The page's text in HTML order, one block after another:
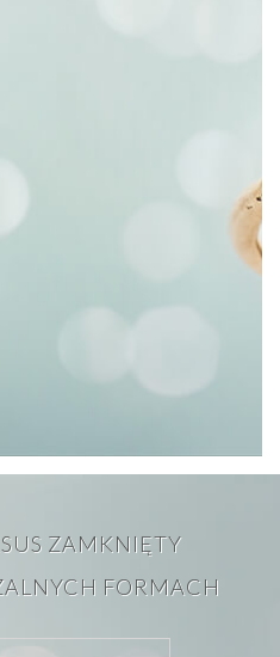
ZAMKNIĘTY
FORMACH